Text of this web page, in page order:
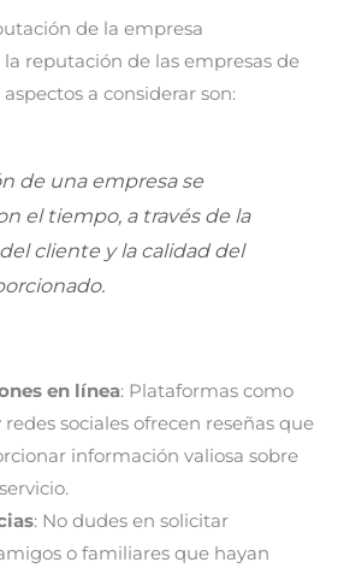
de la empresa
reputación de las empresas de
a considerar son:
de una empresa se
el tiempo, a través de la
cliente y la calidad del
en línea: Plataformas como
redes sociales ofrecen reseñas que
información valiosa sobre
: No dudes en solicitar
o familiares que hayan